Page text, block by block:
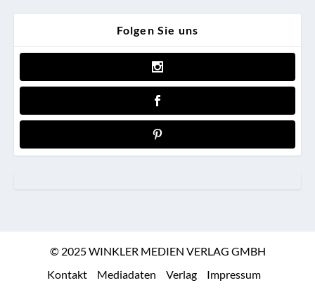
Folgen Sie uns
© 2025 WINKLER MEDIEN VERLAG GMBH
Kontakt
Mediadaten Verlag
Impressum